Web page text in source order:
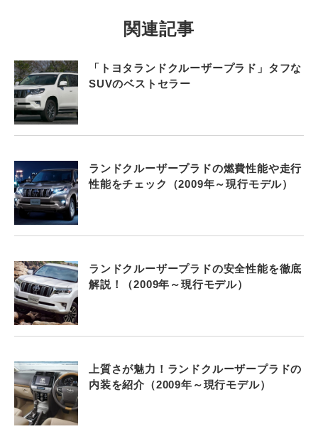
関連記事
「トヨタランドクルーザープラド」タフな
SUVのベストセラー
ランドクルーザープラドの燃費性能や走行
性能をチェック（2009年～現行モデル）
ランドクルーザープラドの安全性能を徹底
解説！（2009年～現行モデル）
上質さが魅力！ランドクルーザープラドの
内装を紹介（2009年～現行モデル）